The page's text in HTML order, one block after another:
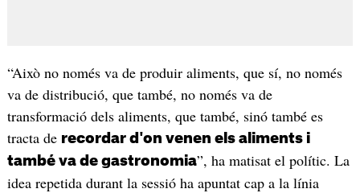
“Això no només va de produir aliments, que sí, no només
va de distribució, que també, no només va de
transformació dels aliments, que també, sinó també es
tracta de recordar d'on venen els aliments i
també va de gastronomia”, ha matisat el polític. La
idea repetida durant la sessió ha apuntat cap a la línia